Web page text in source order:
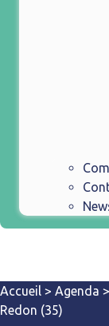
Accueil > Agenda >
Redon (35)